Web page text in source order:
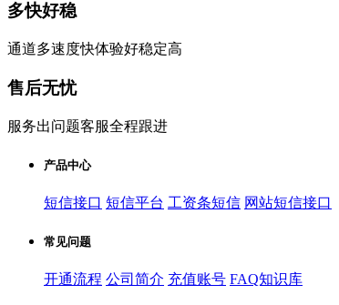
多快好稳
通道多速度快体验好稳定高
售后无忧
服务出问题客服全程跟进
产品中心
短信接口 短信平台 工资条短信 网站短信接口
常见问题
开通流程 公司简介 充值账号 FAQ知识库